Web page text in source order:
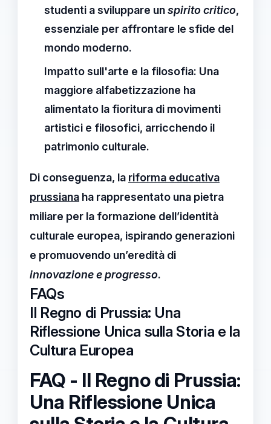
studenti a sviluppare unspirito critico,
essenziale per affrontare le sfide del
mondo moderno.
Impatto sull'arte e la filosofia: Una
maggiore alfabetizzazione ha
alimentato la fioritura di movimenti
artistici e filosofici, arricchendo il
patrimonio culturale.
Di conseguenza, la riforma educativa
prussiana ha rappresentato una pietra
miliare per la formazione dell’identità
culturale europea, ispirando generazioni
e promuovendo un’eredità di
innovazione e progresso.
FAQs
Il Regno di Prussia: Una
Riflessione Unica sulla Storia e la
Cultura Europea
FAQ - Il Regno di Prussia:
Una Riflessione Unica